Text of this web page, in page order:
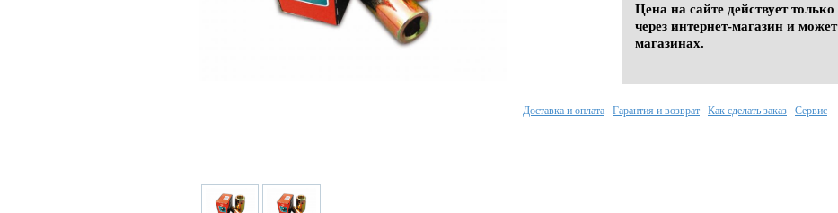
Цена на сайте действует
через интернет-магазин и
магазинах.
Доставка и оплата Гарантия и возврат Как сделать заказ Сервис